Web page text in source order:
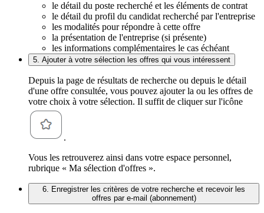
le détail du poste recherché et les éléments de contrat
le détail du profil du candidat recherché par l'entreprise
les modalités pour répondre à cette offre
la présentation de l'entreprise (si présente)
les informations complémentaires le cas échéant
5. Ajouter à votre sélection les offres qui vous intéressent
Depuis la page de résultats de recherche ou depuis le détail
d'une offre consultée, vous pouvez ajouter la ou les offres de
votre choix à votre sélection. Il suffit de cliquer sur l'icône
.
Vous les retrouverez ainsi dans votre espace personnel,
rubrique « Ma sélection d'offres ».
6. Enregistrer les critères de votre recherche et recevoir les
offres par e-mail (abonnement)